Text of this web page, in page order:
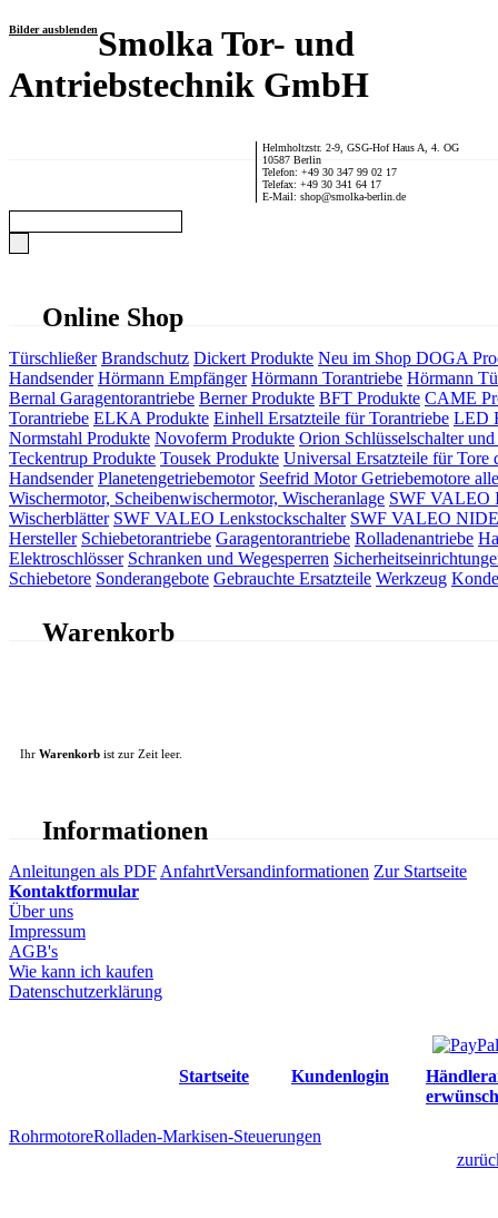
Bilder ausblendenSmolka Tor- und
Antriebstechnik GmbH
Helmholtzstr. 2-9, GSG-Hof Haus A, 4. OG
10587 Berlin
Telefon: +49 30 347 99 02 17
Telefax: +49 30 341 64 17
E-Mail: shop@smolka-berlin.de
Online Shop
Türschließer Brandschutz Dickert Produkte Neu im Shop DOGA
Handsender Hörmann Empfänger Hörmann Torantriebe Hörmann
Bernal Garagentorantriebe Berner Produkte BFT Produkte CAME
Torantriebe ELKA Produkte Einhell Ersatzteile für Torantriebe LED
Normstahl Produkte Novoferm Produkte Orion Schlüsselschalter und
Teckentrup Produkte Tousek Produkte Universal Ersatzteile für Tore
Handsender Planetengetriebemotor Seefrid Motor Getriebemotore
Wischermotor, Scheibenwischermotor, Wischeranlage SWF VALEO
Wischerblätter SWF VALEO Lenkstockschalter SWF VALEO
Hersteller Schiebetorantriebe Garagentorantriebe Rolladenantriebe
Elektroschlösser Schranken und Wegesperren
Schiebetore Sonderangebote Gebrauchte Ersatzteile Werkzeug
Warenkorb
Ihr Warenkorb ist zur Zeit leer.
Informationen
Anleitungen als PDF AnfahrtVersandinformationen Zur Startseite
Kontaktformular
Über uns
Impressum
AGB's
Wie kann ich kaufen
Datenschutzerklärung
Startseite Kundenlogin
RohrmotoreRolladen-Markisen-Steuerungen